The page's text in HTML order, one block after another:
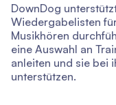
DownDog
Wiedergabelisten
Musikhören
eine Auswahl an
anleiten und sie bei
unterstützen.